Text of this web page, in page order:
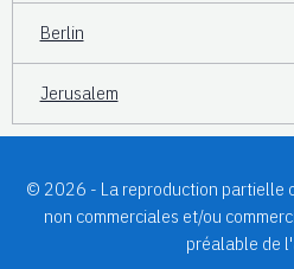
Berlin
Jerusalem
© 2026 - La reproduction partielle
non commerciales et/ou
préalable de